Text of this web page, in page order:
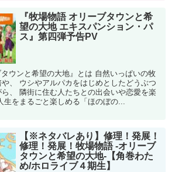
『牧場物語 オリーブタウンと希
望の大地 エキスパンション・パ
ス』第四弾予告PV
ウンと希望の大地』とは 自然いっぱいの牧
、 ウシやアルパカをはじめとしたどうぶつ
、 隣街に住む人たちとの出会いや恋愛を楽
生をまるごと楽しめる「ほのぼの...
【※ネタバレあり】修理！発展！
修理！発展！牧場物語 -オリーブ
タウンと希望の大地-【角巻わた
め/ホロライブ４期生】